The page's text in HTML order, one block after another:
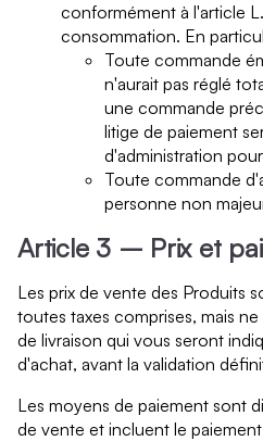
conformément à l'article
consommation. En
Toute commande
n'aurait pas réglé
une commande
litige de paiement
d'administration
Toute commande
personne non
Article 3 – Prix et
Les prix de vente des Produits
toutes taxes comprises, mais
de livraison qui vous seront
d'achat, avant la validation
Les moyens de paiement sont
de vente et incluent le